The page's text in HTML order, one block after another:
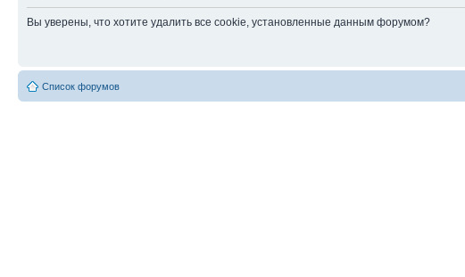
Вы уверены, что хотите удалить все cookie, установленные данным форумом?
Список форумов